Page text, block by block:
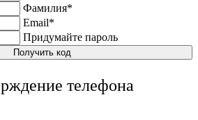
Фамилия*
Email*
Придумайте пароль
Получить код
телефона